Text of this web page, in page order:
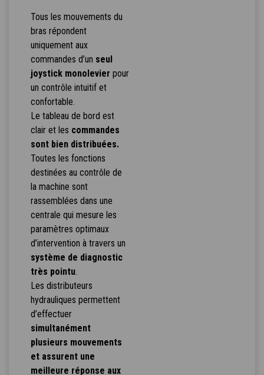
Tous les mouvements du
bras répondent
uniquement aux
commandes d’un seul
joystick monolevier pour
un contrôle intuitif et
confortable.
Le tableau de bord est
clair et les commandes
sont bien distribuées.
Toutes les fonctions
destinées au contrôle de
la machine sont
rassemblées dans une
centrale qui mesure les
paramètres optimaux
d’intervention à travers un
système de diagnostic
très pointu.
Les distributeurs
hydrauliques permettent
d’effectuer
simultanément
plusieurs mouvements
et assurent une
meilleure réponse aux